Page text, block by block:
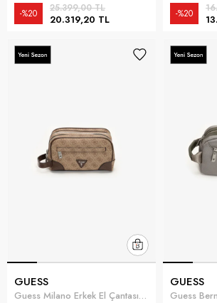
20.319,20 TL
25.399,00 TL
%20 %20
GUESS
Guess Milano Erkek El Çantası Bej
GUESS